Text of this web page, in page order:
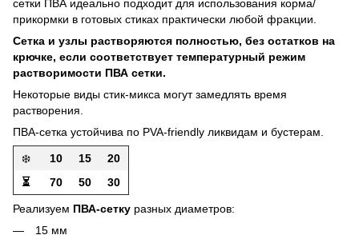
сетки ПВА идеально подходит для использования корма/
прикормки в готовых стиках практически любой фракции.
Сетка и узлы растворяются полностью, без остатков на
крючке, если соответствует температурный режим
растворимости ПВА сетки.
Некоторые виды стик-микса могут замедлять время
растворения.
ПВА-сетка устойчива по PVA-friendly ликвидам и бустерам.
❄️ 10 15
20
⏳
70 50 30
Реализуем ПВА-сетку разных диаметров:
15 мм